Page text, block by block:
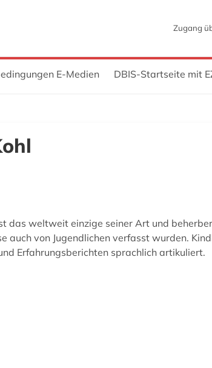
Zugang
E-Medien DBIS-Startseite mit
das weltweit einzige seiner Art und
von Jugendlichen verfasst wurden.
Erfahrungsberichten sprachlich artikuliert.